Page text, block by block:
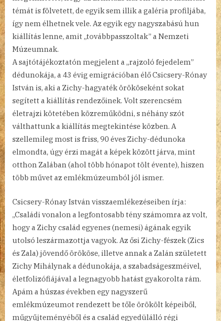
témát is fölvetett, de egyik sem illik a galéria profiljába,
így nem élhetnek vele. Az egyik egy nagyszabású hun
kiállítás lenne, amit „továbbpasszoltak” a Nemzeti
Múzeumnak.
A sajtótájékoztatón megjelent a „rajzoló fejedelem”
dédunokája, a 43 évig emigrációban élő Csicsery-Rónay
István is, aki a Zichy-hagyaték örököseként sokat
segített a kiállítás rendezőinek. Volt szerencsém
életrajzi kötetében közreműködni, s néhány szót
válthattunk a kiállítás megtekintése közben. A
szellemileg most is friss, 90 éves Zichy-dédunoka
elmondta, úgy érzi magát a képek között járva, mint
otthon Zalában (ahol több hónapot tölt évente), hiszen
több művet az emlékmúzeumból jól ismer.
Csicsery-Rónay István visszaemlékezéseiben írja:
„Családi vonalon a legfontosabb tény számomra az volt,
hogy a Zichy család egyenes (nemesi) ágának egyik
utolsó leszármazottja vagyok. Az ősi Zichy-fészek (Zics
és Zala) jövendő örököse, illetve annak a Zalán született
Zichy Mihálynak a dédunokája, a szabadságeszméivel,
életfolizófiájával a legnagyobb hatást gyakorolta rám.
Apám a húszas években egy nagyszerű
emlékmúzeumot rendezett be tőle örökölt képeiből,
műgyűjteményéből és a család egyedülálló régi